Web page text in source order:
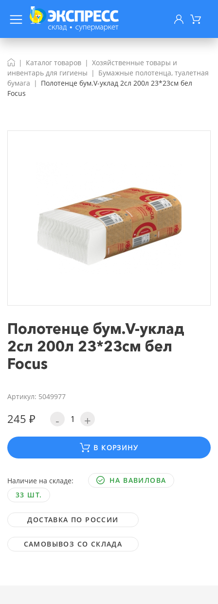
Каталог товаров
Хозяйственные товары и
инвентарь для гигиены
Бумажные полотенца, туалетная
бумага
Полотенце бум.V-уклад 2сл 200л 23*23см бел
Focus
Полотенце бум.V-уклад
2сл 200л 23*23см бел
Focus
Артикул: 5049977
245 ₽ - +
В КОРЗИНУ
Наличие на складе:
НА ВАВИЛОВА
33 ШТ.
ДОСТАВКА ПО РОССИИ
САМОВЫВОЗ СО СКЛАДА